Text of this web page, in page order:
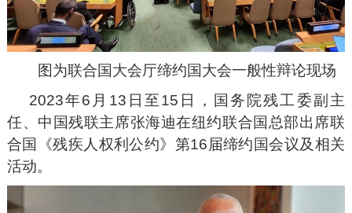
图为联合国大会厅缔约国大会一般性辩论现场
2023年6月13日至15日，国务院残工委副主
任、中国残联主席张海迪在纽约联合国总部出席联
合国《残疾人权利公约》第16届缔约国会议及相关
活动。